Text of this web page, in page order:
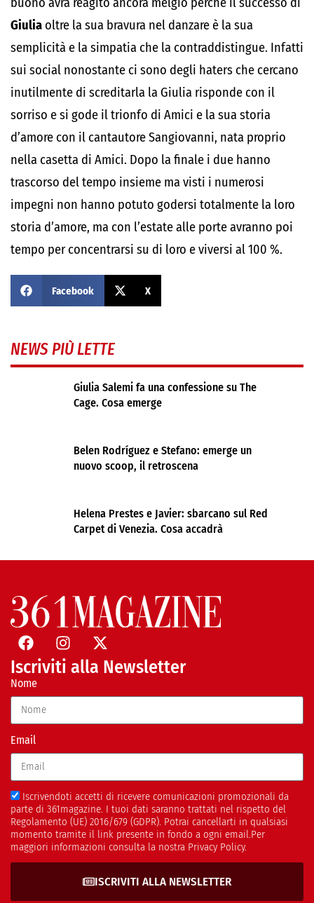
Giulia oltre la sua bravura nel danzare è la sua
semplicità e la simpatia che la contraddistingue. Infatti
sui social nonostante ci sono degli haters che cercano
inutilmente di screditarla la Giulia risponde con il
sorriso e si gode il trionfo di Amici e la sua storia
d’amore con il cantautore Sangiovanni, nata proprio
nella casetta di Amici. Dopo la finale i due hanno
trascorso del tempo insieme ma visti i numerosi
impegni non hanno potuto godersi totalmente la loro
storia d’amore, ma con l’estate alle porte avranno poi
tempo per concentrarsi su di loro e viversi al 100 %.
Facebook X
NEWS PIÙ LETTE
Giulia Salemi fa una confessione su The
Cage. Cosa emerge
Belen Rodríguez e Stefano: emerge un
nuovo scoop, il retroscena
Helena Prestes e Javier: sbarcano sul Red
Carpet di Venezia. Cosa accadrà
Iscriviti alla Newsletter
Nome
Email
Iscrivendoti accetti di ricevere comunicazioni promozionali da
parte di 361magazine. I tuoi dati saranno trattati nel rispetto del
Regolamento (UE) 2016/679 (GDPR). Potrai cancellarti in qualsiasi
momento tramite il link presente in fondo a ogni email.Per
maggiori informazioni consulta la nostra Privacy Policy.
ISCRIVITI ALLA NEWSLETTER